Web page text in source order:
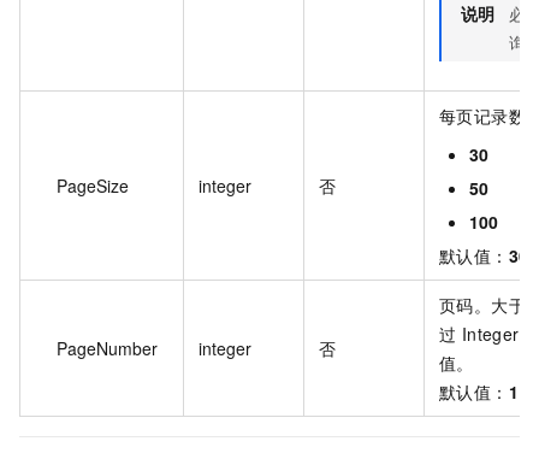
说明
必
询
PageSize integer 否
每页记录数
30
50
100
默认值： 30
PageNumber integer 否
页码。大于
过 Integer
值。
默认值： 1